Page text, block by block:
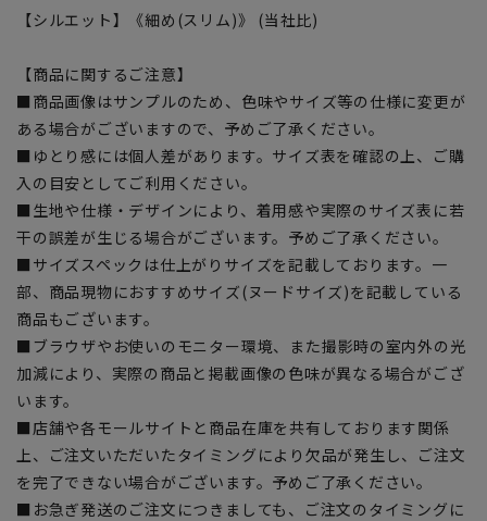
【シルエット】《細め(スリム)》 (当社比)
【商品に関するご注意】
■商品画像はサンプルのため、色味やサイズ等の仕様に変更が
ある場合がございますので、予めご了承ください。
■ゆとり感には個人差があります。サイズ表を確認の上、ご購
入の目安としてご利用ください。
■生地や仕様・デザインにより、着用感や実際のサイズ表に若
干の誤差が生じる場合がございます。予めご了承ください。
■サイズスペックは仕上がりサイズを記載しております。一
部、商品現物におすすめサイズ(ヌードサイズ)を記載している
商品もございます。
■ブラウザやお使いのモニター環境、また撮影時の室内外の光
加減により、実際の商品と掲載画像の色味が異なる場合がござ
います。
■店舗や各モールサイトと商品在庫を共有しております関係
上、ご注文いただいたタイミングにより欠品が発生し、ご注文
を完了できない場合がございます。予めご了承ください。
■お急ぎ発送のご注文につきましても、ご注文のタイミングに